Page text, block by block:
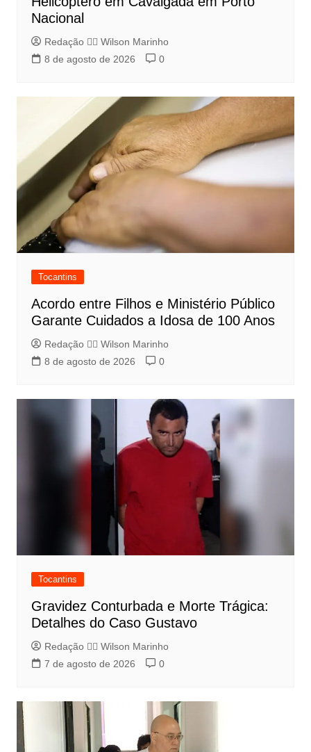
Nacional
Redação 👨‍⚖️​ Wilson Marinho
8 de agosto de 2026
0
Tocantins
Acordo entre Filhos e Ministério Público
Garante Cuidados a Idosa de 100 Anos
Redação 👨‍⚖️​ Wilson Marinho
8 de agosto de 2026
0
Tocantins
Gravidez Conturbada e Morte Trágica:
Detalhes do Caso Gustavo
Redação 👨‍⚖️​ Wilson Marinho
7 de agosto de 2026
0